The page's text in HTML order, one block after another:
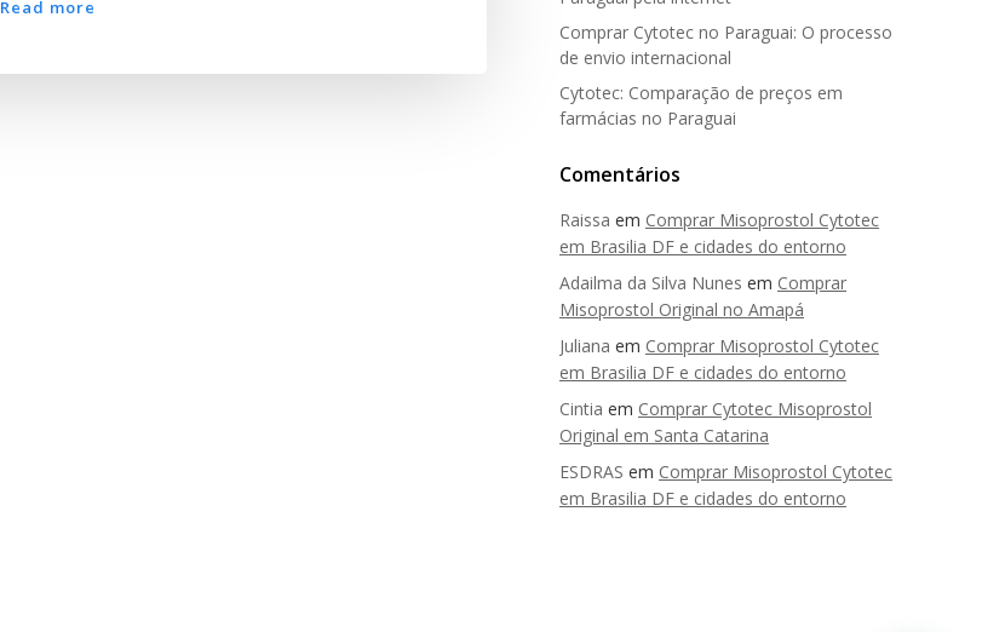
Read more
Comprar Cytotec no Paraguai: O processo
de envio internacional
Cytotec: Comparação de preços em
farmácias no Paraguai
Comentários
Raissa em Comprar Misoprostol Cytotec
em Brasilia DF e cidades do entorno
Adailma da Silva Nunes em Comprar
Misoprostol Original no Amapá
Juliana em Comprar Misoprostol Cytotec
em Brasilia DF e cidades do entorno
Cintia em Comprar Cytotec Misoprostol
Original em Santa Catarina
ESDRAS em Comprar Misoprostol Cytotec
em Brasilia DF e cidades do entorno